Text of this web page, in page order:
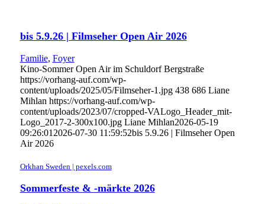
bis 5.9.26 | Filmseher Open Air 2026
Familie, Foyer
Kino-Sommer Open Air im Schuldorf Bergstraße
https://vorhang-auf.com/wp-
content/uploads/2025/05/Filmseher-1.jpg 438 686 Liane
Mihlan https://vorhang-auf.com/wp-
content/uploads/2023/07/cropped-VALogo_Header_mit-
Logo_2017-2-300x100.jpg Liane Mihlan2026-05-19
09:26:01 2026-07-30 11:59:52bis 5.9.26 | Filmseher Open
Air 2026
Orkhan Sweden | pexels.com
Sommerfeste & -märkte 2026